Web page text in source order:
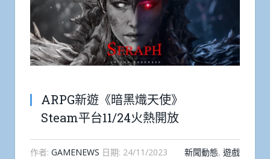
ARPG新遊《暗黑熾天使》
Steam平台11/24火熱開放
作者: GAMENEWS 日期: 24/11/2023 新聞動態, 遊戲